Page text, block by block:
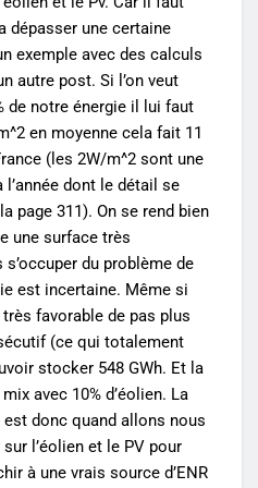
dépasser une certaine
exemple avec des calculs
autre post. Si l’on veut
de notre énergie il lui faut
en moyenne cela fait 11
(les 2W/m^2 sont une
dont le détail se
page 311). On se rend bien
une surface très
du problème de
est incertaine. Même si
très favorable de pas plus
(ce qui totalement
stocker 548 GWh. Et la
avec 10% d’éolien. La
donc quand allons nous
l’éolien et le PV pour
à une vrais source d’ENR